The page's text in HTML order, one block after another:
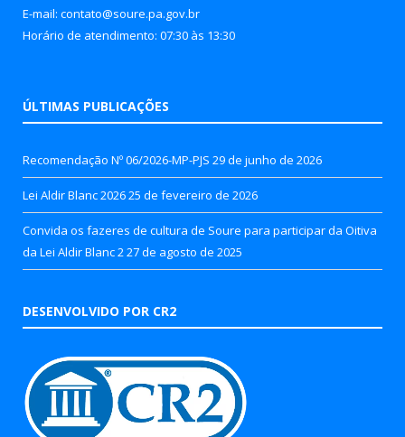
E-mail: contato@soure.pa.gov.br
Horário de atendimento: 07:30 às 13:30
ÚLTIMAS PUBLICAÇÕES
Recomendação Nº 06/2026-MP-PJS 29 de junho de 2026
Lei Aldir Blanc 202625 de fevereiro de 2026
Convida os fazeres de cultura de Soure para participar da Oitiva
da Lei Aldir Blanc 227 de agosto de 2025
DESENVOLVIDO POR CR2